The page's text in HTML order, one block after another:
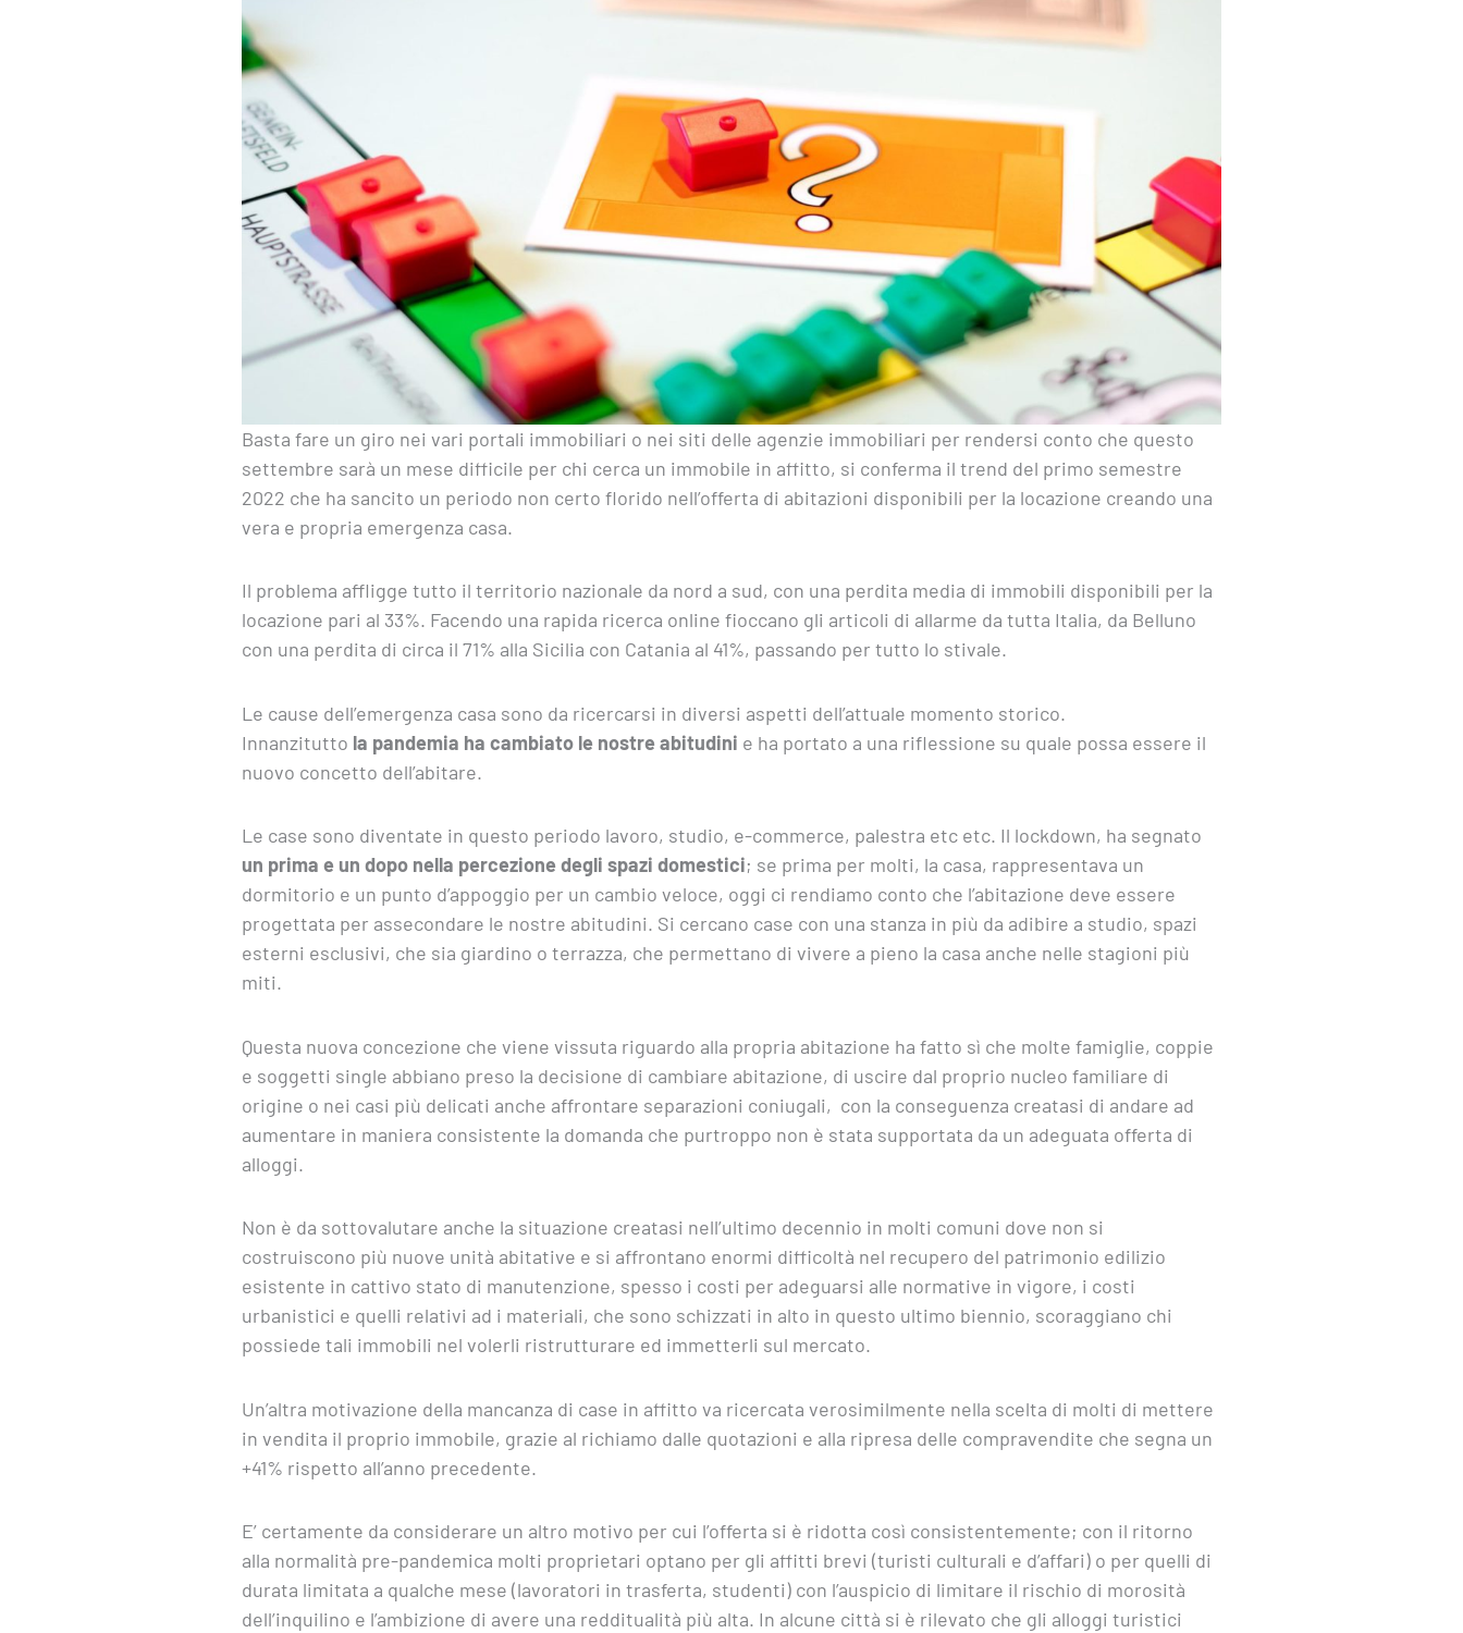
Basta fare un giro nei vari portali immobiliari o nei siti delle agenzie immobiliari per rendersi conto che questo
settembre sarà un mese difficile per chi cerca un immobile in affitto, si conferma il trend del primo semestre
2022 che ha sancito un periodo non certo florido nell’offerta di abitazioni disponibili per la locazione creando una
vera e propria emergenza casa.
Il problema affligge tutto il territorio nazionale da nord a sud, con una perdita media di immobili disponibili per la
locazione pari al 33%. Facendo una rapida ricerca online fioccano gli articoli di allarme da tutta Italia, da Belluno
con una perdita di circa il 71% alla Sicilia con Catania al 41%, passando per tutto lo stivale.
Le cause dell’emergenza casa sono da ricercarsi in diversi aspetti dell’attuale momento storico.
Innanzitutto la pandemia ha cambiato le nostre abitudini e ha portato a una riflessione su quale possa essere il
nuovo concetto dell’abitare.
Le case sono diventate in questo periodo lavoro, studio, e-commerce, palestra etc etc. Il lockdown, ha segnato
un prima e un dopo nella percezione degli spazi domestici; se prima per molti, la casa, rappresentava un
dormitorio e un punto d’appoggio per un cambio veloce, oggi ci rendiamo conto che l’abitazione deve essere
progettata per assecondare le nostre abitudini. Si cercano case con una stanza in più da adibire a studio, spazi
esterni esclusivi, che sia giardino o terrazza, che permettano di vivere a pieno la casa anche nelle stagioni più
miti.
Questa nuova concezione che viene vissuta riguardo alla propria abitazione ha fatto sì che molte famiglie, coppie
e soggetti single abbiano preso la decisione di cambiare abitazione, di uscire dal proprio nucleo familiare di
origine o nei casi più delicati anche affrontare separazioni coniugali, con la conseguenza creatasi di andare ad
aumentare in maniera consistente la domanda che purtroppo non è stata supportata da un adeguata offerta di
alloggi.
Non è da sottovalutare anche la situazione creatasi nell’ultimo decennio in molti comuni dove non si
costruiscono più nuove unità abitative e si affrontano enormi difficoltà nel recupero del patrimonio edilizio
esistente in cattivo stato di manutenzione, spesso i costi per adeguarsi alle normative in vigore, i costi
urbanistici e quelli relativi ad i materiali, che sono schizzati in alto in questo ultimo biennio, scoraggiano chi
possiede tali immobili nel volerli ristrutturare ed immetterli sul mercato.
Un’altra motivazione della mancanza di case in affitto va ricercata verosimilmente nella scelta di molti di mettere
in vendita il proprio immobile, grazie al richiamo dalle quotazioni e alla ripresa delle compravendite che segna un
+41% rispetto all’anno precedente.
E’ certamente da considerare un altro motivo per cui l’offerta si è ridotta così consistentemente; con il ritorno
alla normalità pre-pandemica molti proprietari optano per gli affitti brevi (turisti culturali e d’affari) o per quelli di
durata limitata a qualche mese (lavoratori in trasferta, studenti) con l’auspicio di limitare il rischio di morosità
dell’inquilino e l’ambizione di avere una redditualità più alta. In alcune città si è rilevato che gli alloggi turistici